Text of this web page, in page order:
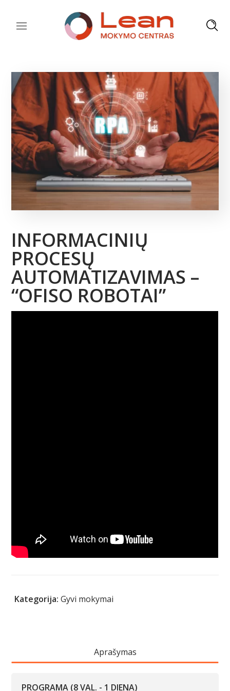
INFORMACINIŲ
PROCESŲ
AUTOMATIZAVIMAS –
“OFISO ROBOTAI”
Kategorija:Gyvi mokymai
Aprašymas
PROGRAMA (8 VAL. - 1 DIENA)